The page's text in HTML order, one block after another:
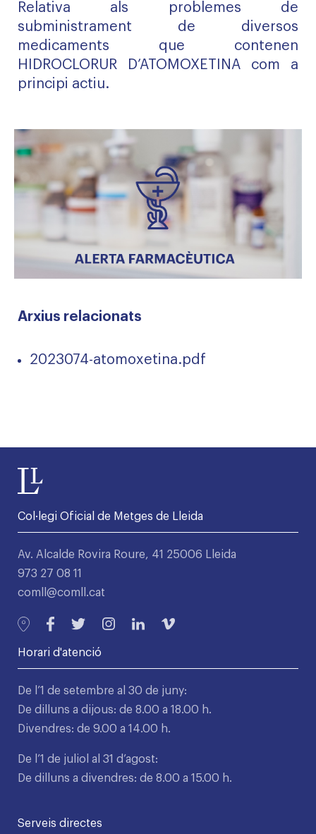
Arxius relacionats
2023074-atomoxetina.pdf
Relativa als problemes de
subministrament de diversos
medicaments que contenen
HIDROCLORUR D’ATOMOXETINA com a
principi actiu.
Col·legi Oficial de Metges de Lleida
Av. Alcalde Rovira Roure, 41 25006 Lleida
973 27 08 11
comll@comll.cat
Horari d'atenció
De l’1 de setembre al 30 de juny:
De dilluns a dijous: de 8.00 a 18.00 h.
Divendres: de 9.00 a 14.00 h.
De l’1 de juliol al 31 d’agost:
De dilluns a divendres: de 8.00 a 15.00 h.
Serveis directes